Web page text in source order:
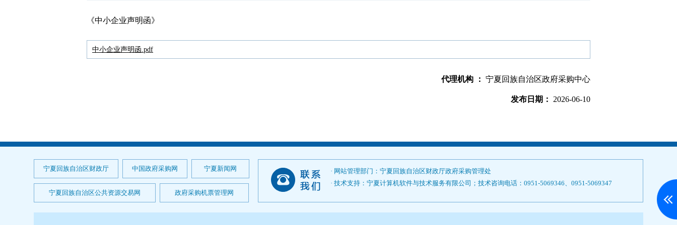
《中小企业声明函》
中小企业声明函.pdf
代理机构 ： 宁夏回族自治区政府采购中心
发布日期： 2026-06-10
宁夏回族自治区财政厅 中国政府采购网 宁夏新闻网
宁夏回族自治区公共资源交易网 政府采购机票管理网
· 网站管理部门：宁夏回族自治区财政厅政府采购管理处
· 技术支持：宁夏计算机软件与技术服务有限公司；技术咨询电话：0951-5069346、0951-5069347